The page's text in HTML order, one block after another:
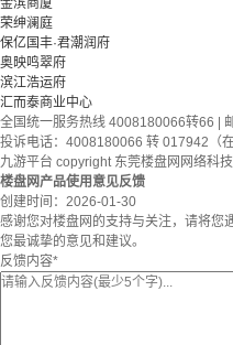
金滨商厦
荣绅澜庭
保亿国丰·君潮润府
奥映鸣翠府
滨江浩运府
汇而泰商业中心
全国统一服务热线 4008180066转66 | 邮
投诉电话：4008180066 转 017942（
九游平台 copyright 东莞楼盘网网络科
楼盘网产品使用意见反馈
创建时间： 2026-01-30
感谢您对楼盘网的支持与关注，请将您
您最诚挚的意见和建议。
反馈内容*